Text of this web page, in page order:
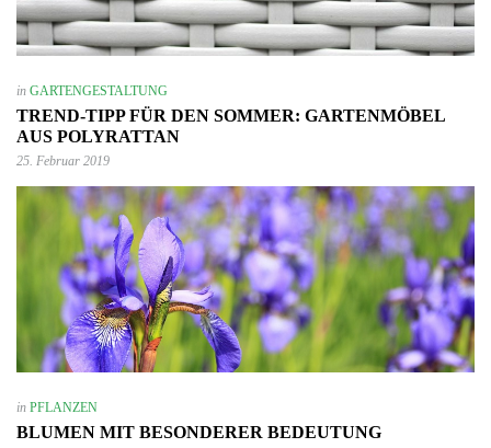
in GARTENGESTALTUNG
TREND-TIPP FÜR DEN SOMMER: GARTENMÖBEL
AUS POLYRATTAN
25. Februar 2019
in PFLANZEN
BLUMEN MIT BESONDERER BEDEUTUNG